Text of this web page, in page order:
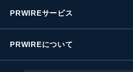
PRWIREサービス
PRWIREについて